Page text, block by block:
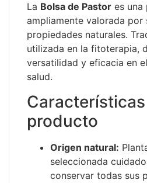
La Bolsa de Pastor es una
ampliamente valorada por
propiedades naturales.
utilizada en la fitoterapia,
versatilidad y eficacia en
salud.
producto
Origen natural:
seleccionada
conservar todas sus